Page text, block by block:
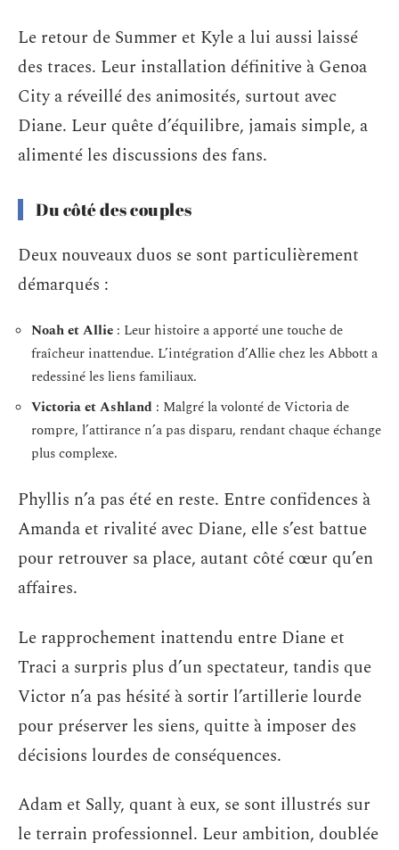
Le retour de Summer et Kyle a lui aussi laissé
des traces. Leur installation définitive à Genoa
City a réveillé des animosités, surtout avec
Diane. Leur quête d’équilibre, jamais simple, a
alimenté les discussions des fans.
Du côté des couples
Deux nouveaux duos se sont particulièrement
démarqués :
Noah et Allie : Leur histoire a apporté une touche de
fraîcheur inattendue. L’intégration d’Allie chez les Abbott a
redessiné les liens familiaux.
Victoria et Ashland : Malgré la volonté de Victoria de
rompre, l’attirance n’a pas disparu, rendant chaque échange
plus complexe.
Phyllis n’a pas été en reste. Entre confidences à
Amanda et rivalité avec Diane, elle s’est battue
pour retrouver sa place, autant côté cœur qu’en
affaires.
Le rapprochement inattendu entre Diane et
Traci a surpris plus d’un spectateur, tandis que
Victor n’a pas hésité à sortir l’artillerie lourde
pour préserver les siens, quitte à imposer des
décisions lourdes de conséquences.
Adam et Sally, quant à eux, se sont illustrés sur
le terrain professionnel. Leur ambition, doublée